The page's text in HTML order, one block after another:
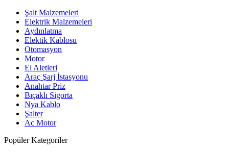
Şalt Malzemeleri
Elektrik Malzemeleri
Aydınlatma
Elektik Kablosu
Otomasyon
Motor
El Aletleri
Araç Şarj İstasyonu
Anahtar Priz
Bıçaklı Sigorta
Nya Kablo
Şalter
Ac Motor
Popüler Kategoriler